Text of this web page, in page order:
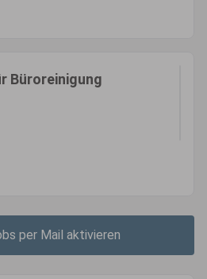
Büroreinigung
per Mail aktivieren